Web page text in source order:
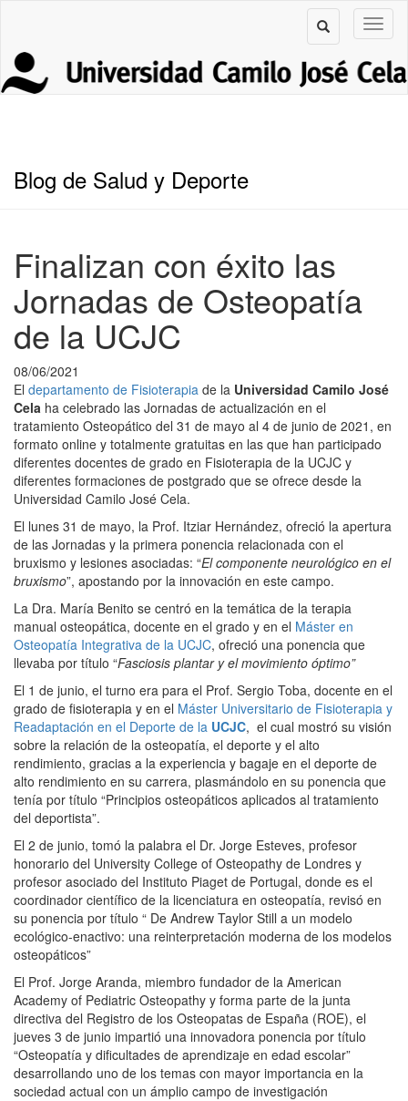
Blog de Salud y Deporte
Finalizan con éxito las
Jornadas de Osteopatía
de la UCJC
08/06/2021
El departamento de Fisioterapia de la Universidad Camilo José
Cela ha celebrado las Jornadas de actualización en el
tratamiento Osteopático del 31 de mayo al 4 de junio de 2021, en
formato online y totalmente gratuitas en las que han participado
diferentes docentes de grado en Fisioterapia de la UCJC y
diferentes formaciones de postgrado que se ofrece desde la
Universidad Camilo José Cela.
El lunes 31 de mayo, la Prof. Itziar Hernández, ofreció la apertura
de las Jornadas y la primera ponencia relacionada con el
bruxismo y lesiones asociadas: “El componente neurológico en el
bruxismo”, apostando por la innovación en este campo.
La Dra. María Benito se centró en la temática de la terapia
manual osteopática, docente en el grado y en el Máster en
Osteopatía Integrativa de la UCJC, ofreció una ponencia que
llevaba por título “Fasciosis plantar y el movimiento óptimo”
El 1 de junio, el turno era para el Prof. Sergio Toba, docente en el
grado de fisioterapia y en el Máster Universitario de Fisioterapia y
Readaptación en el Deporte de la UCJC, el cual mostró su visión
sobre la relación de la osteopatía, el deporte y el alto
rendimiento, gracias a la experiencia y bagaje en el deporte de
alto rendimiento en su carrera, plasmándolo en su ponencia que
tenía por título “Principios osteopáticos aplicados al tratamiento
del deportista”.
El 2 de junio, tomó la palabra el Dr. Jorge Esteves, profesor
honorario del University College of Osteopathy de Londres y
profesor asociado del Instituto Piaget de Portugal, donde es el
coordinador científico de la licenciatura en osteopatía, revisó en
su ponencia por título “ De Andrew Taylor Still a un modelo
ecológico-enactivo: una reinterpretación moderna de los modelos
osteopáticos”
El Prof. Jorge Aranda, miembro fundador de la American
Academy of Pediatric Osteopathy y forma parte de la junta
directiva del Registro de los Osteopatas de España (ROE), el
jueves 3 de junio impartió una innovadora ponencia por título
“Osteopatía y dificultades de aprendizaje en edad escolar”
desarrollando uno de los temas con mayor importancia en la
sociedad actual con un ámplio campo de investigación